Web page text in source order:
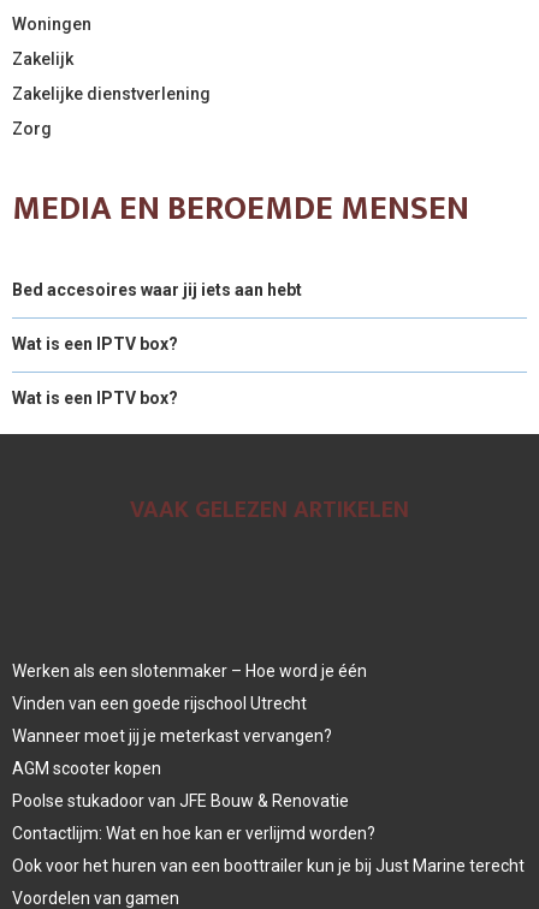
Woningen
Zakelijk
Zakelijke dienstverlening
Zorg
MEDIA EN BEROEMDE MENSEN
Bed accesoires waar jij iets aan hebt
Wat is een IPTV box?
Wat is een IPTV box?
VAAK GELEZEN ARTIKELEN
Werken als een slotenmaker – Hoe word je één
Vinden van een goede rijschool Utrecht
Wanneer moet jij je meterkast vervangen?
AGM scooter kopen
Poolse stukadoor van JFE Bouw & Renovatie
Contactlijm: Wat en hoe kan er verlijmd worden?
Ook voor het huren van een boottrailer kun je bij Just Marine terecht
Voordelen van gamen